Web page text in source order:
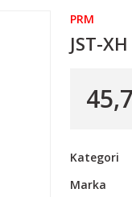
PRM
JST-
Kategori
Marka